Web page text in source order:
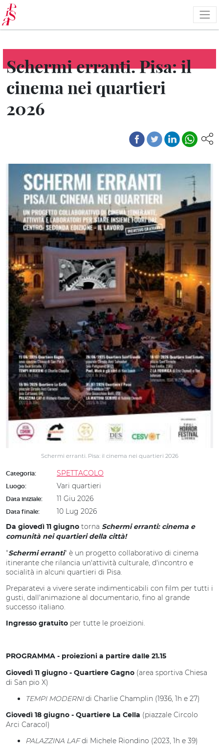
Salta
al
contenuto
principale
Schermi erranti. Pisa: il
cinema nei quartieri
2026
Schermi erranti. Pisa: il cinema nei quartieri 2026
Categoria: SPETTACOLO
Luogo: Vari quartieri
Data iniziale: 11 Giu 2026
Data finale: 10 Lug 2026
Da giovedì 11 giugno torna Schermi erranti: cinema e
comunità nei quartieri della città!
"Schermi erranti" è un progetto collaborativo di cinema
itinerante che rilancia un'attività culturale, d'incontro e
socialità in alcuni quartieri di Pisa.
Preparatevi a vivere serate indimenticabili con film per tutti i
gusti, dall'animazione al documentario, fino al grande
successo italiano.
Ingresso gratuito per tutte le proeizioni.
PROGRAMMA - proiezioni a partire dalle 21.15
Giovedì 11 giugno - Quartiere Gagno (area sportiva Chiesa
di San pio X)
TEMPI MODERNIdi Charlie Champlin (1936, 1h e 27)
Giovedì 18 giugno - Quartiere La Cella (piazzale Circolo
Arci Caracol)
PALAZZINA LAFdi Michele Riondino (2023, 1h e 39)